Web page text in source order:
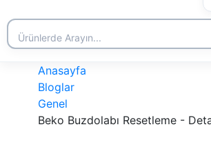
Anasayfa
Bloglar
Genel
Beko Buzdolabı Resetleme -